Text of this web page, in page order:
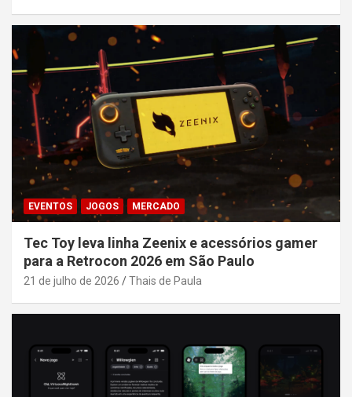
EVENTOS JOGOS MERCADO
Tec Toy leva linha Zeenix e acessórios gamer
para a Retrocon 2026 em São Paulo
21 de julho de 2026 Thais de Paula